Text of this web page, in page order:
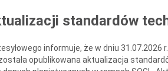
standardów
informuje, że w dniu
opublikowana aktualizacja